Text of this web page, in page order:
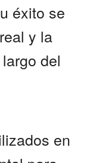
éxito se
y la
del
en